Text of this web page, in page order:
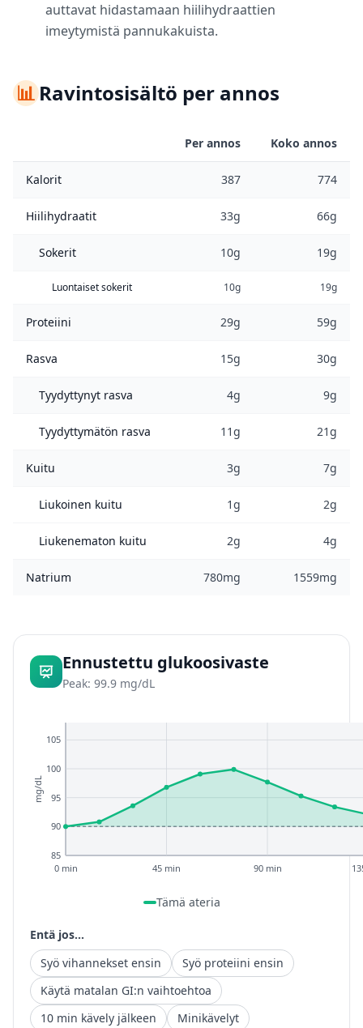
auttavat hidastamaan hiilihydraattien
imeytymistä pannukakuista.
📊Ravintosisältö per annos
Per annos Koko annos
Kalorit 387 774
Hiilihydraatit 33g 66g
Sokerit 10g 19g
Luontaiset sokerit 10g 19g
Proteiini 29g 59g
Rasva 15g 30g
Tyydyttynyt rasva 4g 9g
Tyydyttymätön rasva 11g 21g
Kuitu 3g 7g
Liukoinen kuitu 1g 2g
Liukenematon kuitu 2g 4g
Natrium 780mg 1559mg
Ennustettu glukoosivaste
Peak: 99.9 mg/dL
85
90
95
100
105
0 min 45 min 90 min
mg/dL
Tämä ateria
Entä jos...
Syö vihannekset ensin
Syö proteiini ensin
Käytä matalan GI:n vaihtoehtoa
10 min kävely jälkeen
Minikävelyt